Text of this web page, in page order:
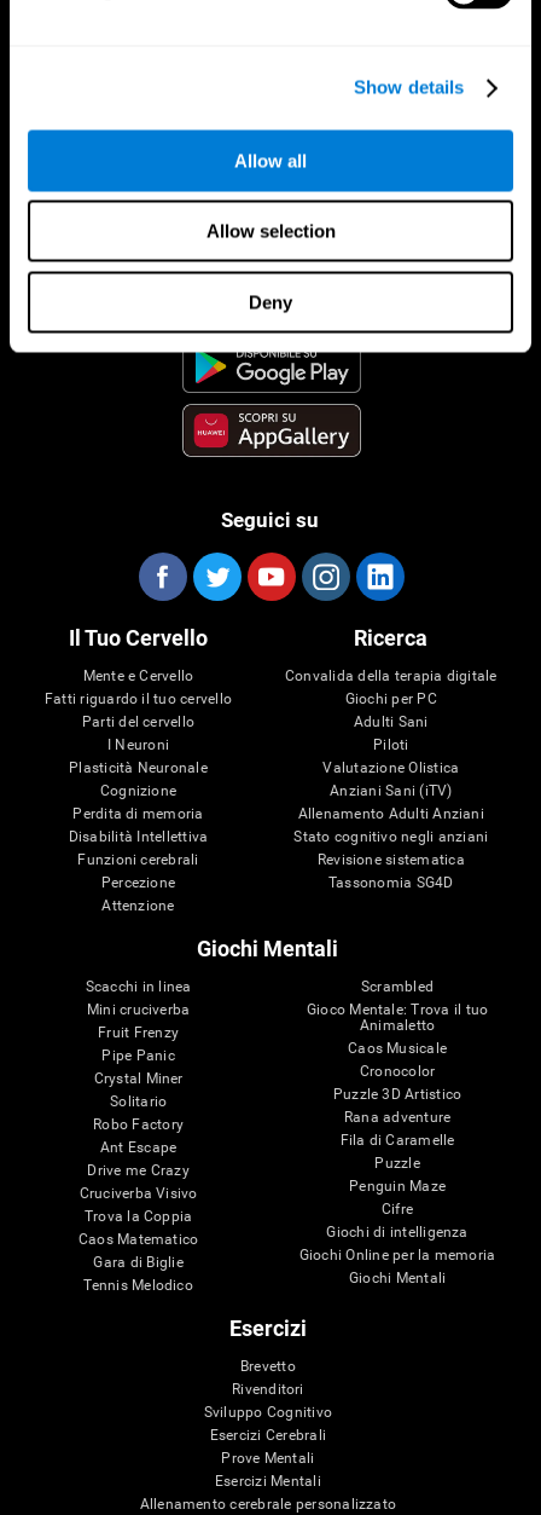
Show details
Allow all
Allow selection
Deny
App Di CogniFit
Seguici su
Il Tuo Cervello
Mente e Cervello
Fatti riguardo il tuo cervello
Parti del cervello
I Neuroni
Plasticità Neuronale
Cognizione
Perdita di memoria
Disabilità Intellettiva
Funzioni cerebrali
Percezione
Attenzione
Ricerca
Convalida della terapia digitale
Giochi per PC
Adulti Sani
Piloti
Valutazione Olistica
Anziani Sani (iTV)
Allenamento Adulti Anziani
Stato cognitivo negli anziani
Revisione sistematica
Tassonomia SG4D
Giochi Mentali
Scacchi in linea
Mini cruciverba
Fruit Frenzy
Pipe Panic
Crystal Miner
Solitario
Robo Factory
Ant Escape
Drive me Crazy
Cruciverba Visivo
Trova la Coppia
Caos Matematico
Gara di Biglie
Tennis Melodico
Scrambled
Gioco Mentale: Trova il tuo
Animaletto
Caos Musicale
Cronocolor
Puzzle 3D Artistico
Rana adventure
Fila di Caramelle
Puzzle
Penguin Maze
Cifre
Giochi di intelligenza
Giochi Online per la memoria
Giochi Mentali
Esercizi
Brevetto
Rivenditori
Sviluppo Cognitivo
Esercizi Cerebrali
Prove Mentali
Esercizi Mentali
Allenamento cerebrale personalizzato